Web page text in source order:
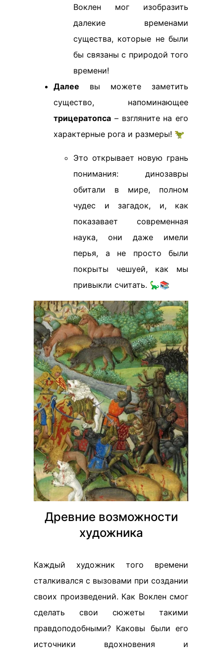
Воклен мог изобразить
далекие временами
существа, которые не были
бы связаны с природой того
времени!
Далее вы можете заметить
существо, напоминающее
трицератопса – взгляните на его
характерные рога и размеры! 🦖
Это открывает новую грань
понимания: динозавры
обитали в мире, полном
чудес и загадок, и, как
показавает современная
наука, они даже имели
перья, а не просто были
покрыты чешуей, как мы
привыкли считать. 🦕📚
Древние возможности
художника
Каждый художник того времени
сталкивался с вызовами при создании
своих произведений. Как Воклен смог
сделать свои сюжеты такими
правдоподобными? Каковы были его
источники вдохновения и